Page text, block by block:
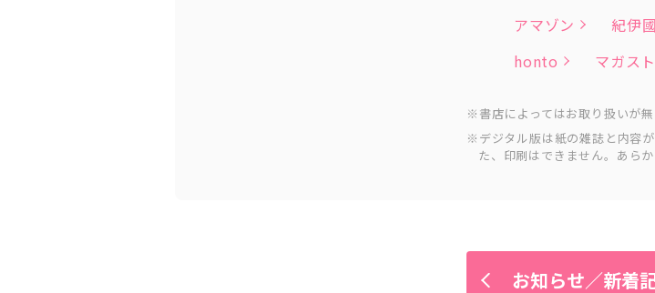
アマゾン 紀伊
honto
マガス
書店によってはお取り扱いが
デジタル版は紙の雑誌と内容
た、印刷はできません。あら
お知らせ／新着